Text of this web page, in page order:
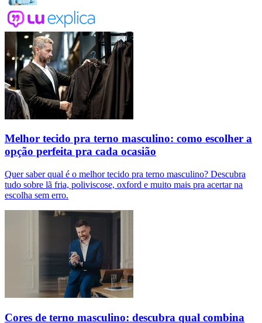
Melhor tecido pra terno masculino: como escolher a
opção perfeita pra cada ocasião
Quer saber qual é o melhor tecido pra terno masculino? Descubra
tudo sobre lã fria, poliviscose, oxford e muito mais pra acertar na
escolha sem erro.
Cores de terno masculino: descubra qual combina